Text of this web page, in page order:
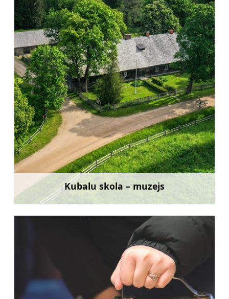
Kubalu skola – muzejs
Uzzināt vairāk